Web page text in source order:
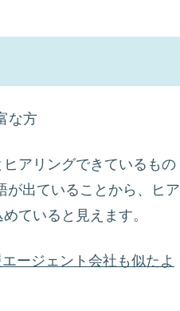
な方
アリングできているもの
出ていることから、ヒア
ていると見えます。
ージェント会社も似たよ